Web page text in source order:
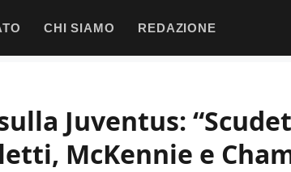
CHI SIAMO REDAZIONE
Juventus:
McKennie e